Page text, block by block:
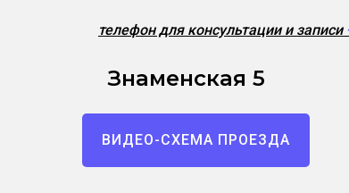
телефон для консультации и записи
Знаменская 5
ВИДЕО-СХЕМА ПРОЕЗДА